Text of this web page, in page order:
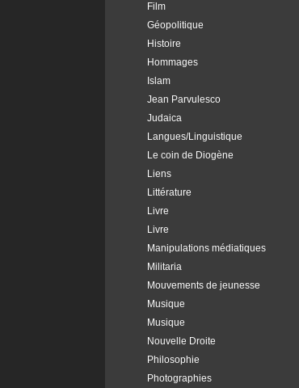
Film
Géopolitique
Histoire
Hommages
Islam
Jean Parvulesco
Judaica
Langues/Linguistique
Le coin de Diogène
Liens
Littérature
Livre
Livre
Manipulations médiatiques
Militaria
Mouvements de jeunesse
Musique
Musique
Nouvelle Droite
Philosophie
Photographies